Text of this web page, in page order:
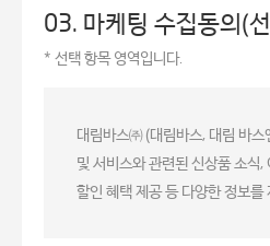
3. 이용 및 보유기간
수집되는 개인정보의 보유기간
된 이후에는 지체없이 파기합니다.
정보주체는 개인정보 수집에 동
의 거부 시에는 온라인으로 제공
이용이 불가합니다.
03. 마케팅 수집동의(
* 선택 항목 영역입니다.
대림바스㈜ (대림바스, 대림 바
및 서비스와 관련된 신상품 소식,
할인 혜택 제공 등 다양한 정보를